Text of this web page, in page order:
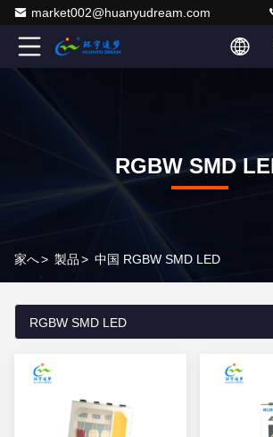
market002@huanyudream.com
RGBW SMD
家へ> 製品> 中国 RGBW SMD LED
RGBW SMD LED